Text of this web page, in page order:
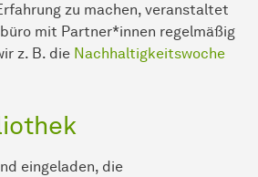
zu machen, veranstaltet
mit Partner*innen regelmäßig
z. B. die Nachhaltigkeitswoche
eingeladen, die